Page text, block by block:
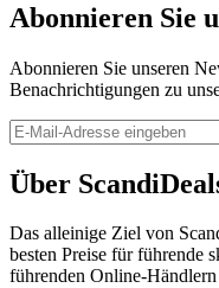
Abonnieren Sie
Abonnieren Sie unseren
Benachrichtigungen zu
Über
Das alleinige Ziel von
besten Preise für führende
führenden Online-